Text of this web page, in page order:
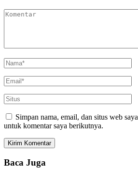
Simpan nama, email, dan situs web
untuk komentar saya berikutnya.
Baca Juga